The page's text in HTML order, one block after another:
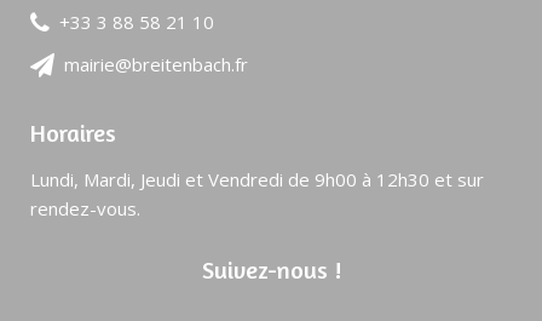
+33 3 88 58 21 10
mairie@breitenbach.fr
Horaires
Lundi, Mardi, Jeudi et Vendredi de 9h00 à 12h30 et sur
rendez-vous.
Suivez-nous !